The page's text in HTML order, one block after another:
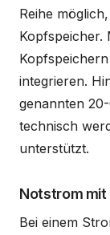
Reihe
Kopfspeicher.
integrieren.
genannten
technisch
unterstützt.
Notstrom mit
Bei einem